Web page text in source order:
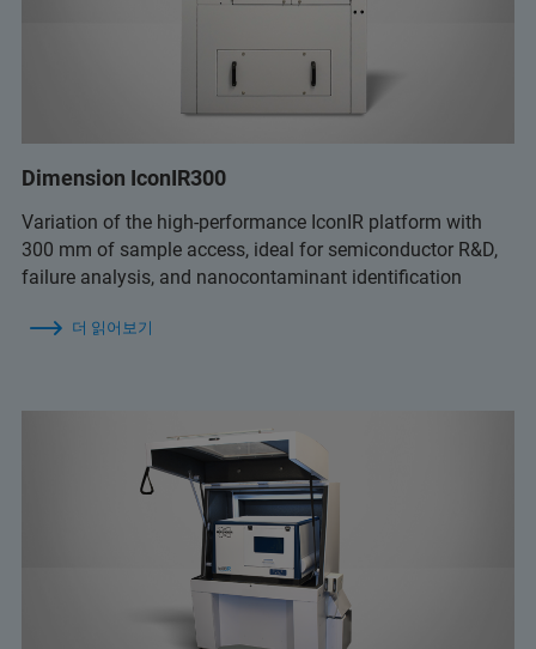
Dimension IconIR300
Variation of the high-performance IconIR platform with
300 mm of sample access, ideal for semiconductor R&D,
failure analysis, and nanocontaminant identification
더 읽어보기